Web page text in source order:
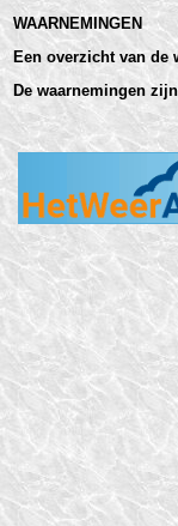
WAARNEMINGEN
Een overzicht van de
De waarnemingen